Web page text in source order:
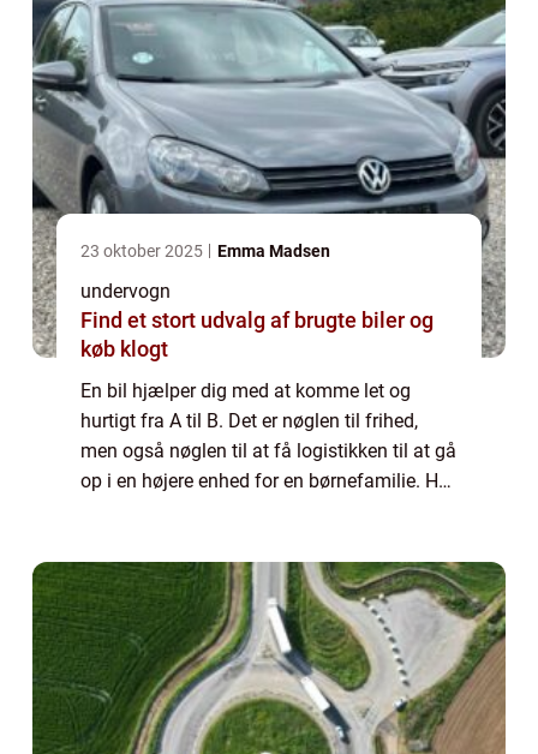
23 oktober 2025 Emma Madsen
undervogn
Find et stort udvalg af brugte biler og
køb klogt
En bil hjælper dig med at komme let og
hurtigt fra A til B. Det er nøglen til frihed,
men også nøglen til at få logistikken til at gå
op i en højere enhed for en børnefamilie. Her